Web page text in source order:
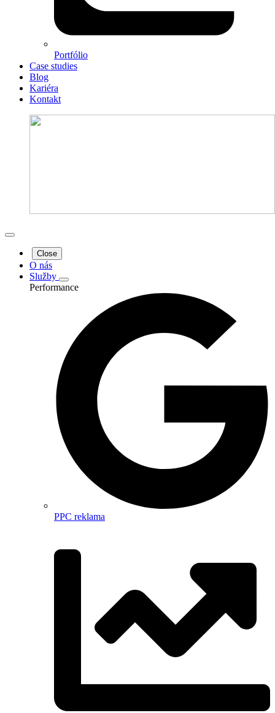
Portfólio
Case studies
Blog
Kariéra
Kontakt
Close
O nás
Služby
Performance
PPC reklama